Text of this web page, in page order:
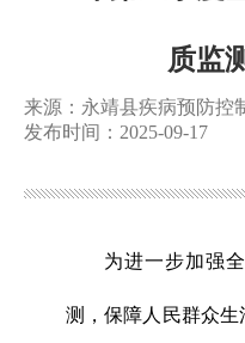
质监
来源：永靖县疾病预防控
发布时间：2025-09-17
为进一步加强
测，保障人民群众生